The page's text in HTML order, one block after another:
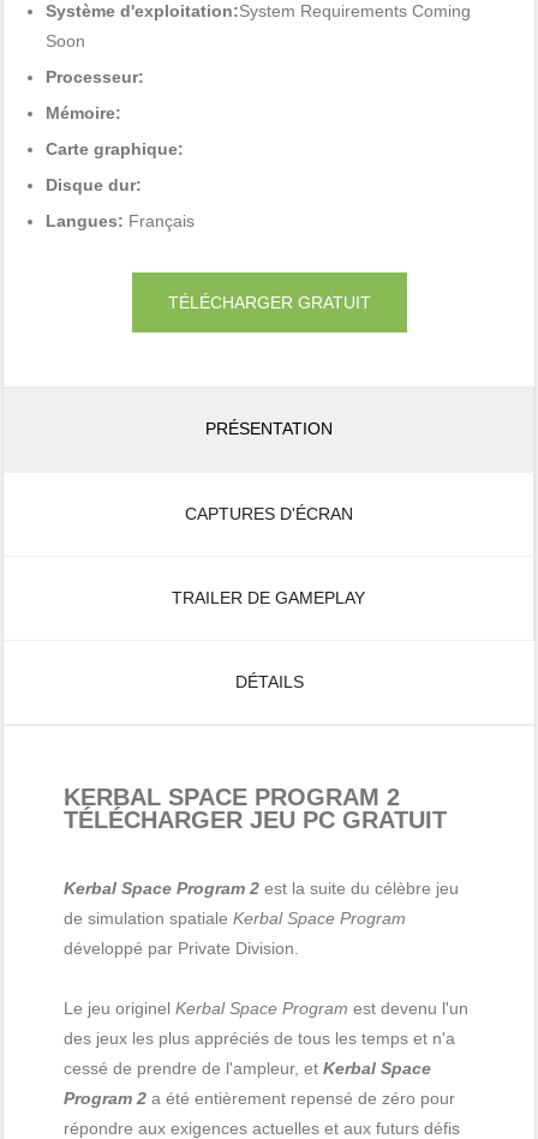
Système d'exploitation:System Requirements Coming
Soon
Processeur:
Mémoire:
Carte graphique:
Disque dur:
Langues: Français
TÉLÉCHARGER GRATUIT
PRÉSENTATION
CAPTURES D'ÉCRAN
TRAILER DE GAMEPLAY
DÉTAILS
KERBAL SPACE PROGRAM 2
TÉLÉCHARGER JEU PC GRATUIT
Kerbal Space Program 2 est la suite du célèbre jeu
de simulation spatiale Kerbal Space Program
développé par Private Division.
Le jeu originel Kerbal Space Program est devenu l'un
des jeux les plus appréciés de tous les temps et n'a
cessé de prendre de l'ampleur, et Kerbal Space
Program 2 a été entièrement repensé de zéro pour
répondre aux exigences actuelles et aux futurs défis